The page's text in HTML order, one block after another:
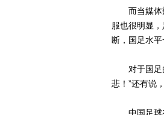
而当媒体辩
服也很明显
断，国足水
对于国足的
悲！”还有说
中国足球在